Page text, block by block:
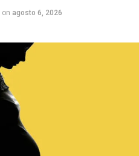
on agosto 6, 2026